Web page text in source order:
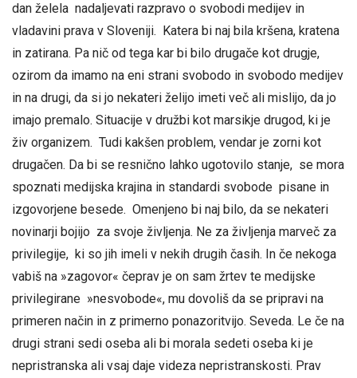
dan želela nadaljevati razpravo o svobodi medijev in
vladavini prava v Sloveniji. Katera bi naj bila kršena, kratena
in zatirana. Pa nič od tega kar bi bilo drugače kot drugje,
ozirom da imamo na eni strani svobodo in svobodo medijev
in na drugi, da si jo nekateri želijo imeti več ali mislijo, da jo
imajo premalo. Situacije v družbi kot marsikje drugod, ki je
živ organizem. Tudi kakšen problem, vendar je zorni kot
drugačen. Da bi se resnično lahko ugotovilo stanje, se mora
spoznati medijska krajina in standardi svobode pisane in
izgovorjene besede. Omenjeno bi naj bilo, da se nekateri
novinarji bojijo za svoje življenja. Ne za življenja marveč za
privilegije, ki so jih imeli v nekih drugih časih. In če nekoga
vabiš na »zagovor« čeprav je on sam žrtev te medijske
privilegirane »nesvobode«, mu dovoliš da se pripravi na
primeren način in z primerno ponazoritvijo. Seveda. Le če na
drugi strani sedi oseba ali bi morala sedeti oseba ki je
nepristranska ali vsaj daje videza nepristranskosti. Prav